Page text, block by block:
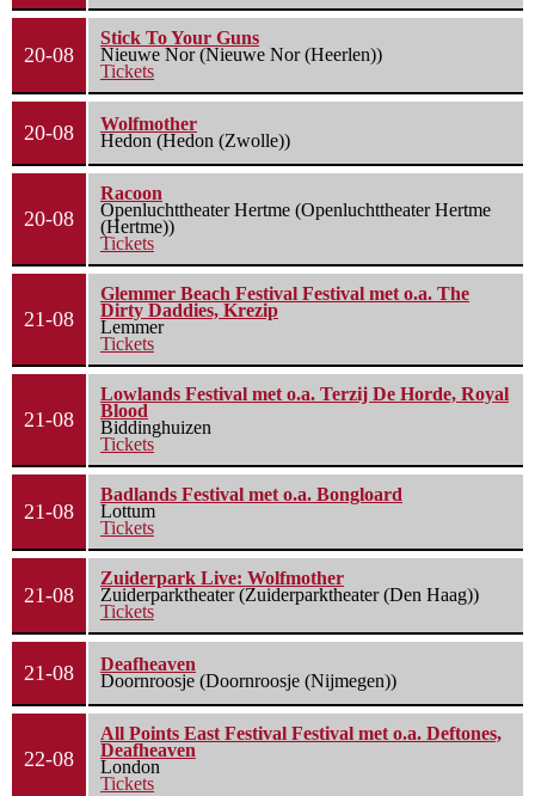
20-08
Stick To Your Guns
Nieuwe Nor (Nieuwe Nor (Heerlen))
Tickets
20-08
Wolfmother
Hedon (Hedon (Zwolle))
20-08
Racoon
Openluchttheater Hertme (Openluchttheater Hertme
(Hertme))
Tickets
21-08
Glemmer Beach Festival Festival met o.a. The
Dirty Daddies, Krezip
Lemmer
Tickets
21-08
Lowlands Festival met o.a. Terzij De Horde, Royal
Blood
Biddinghuizen
Tickets
21-08
Badlands Festival met o.a. Bongloard
Lottum
Tickets
21-08
Zuiderpark Live: Wolfmother
Zuiderparktheater (Zuiderparktheater (Den Haag))
Tickets
21-08
Deafheaven
Doornroosje (Doornroosje (Nijmegen))
22-08
All Points East Festival Festival met o.a. Deftones,
Deafheaven
London
Tickets